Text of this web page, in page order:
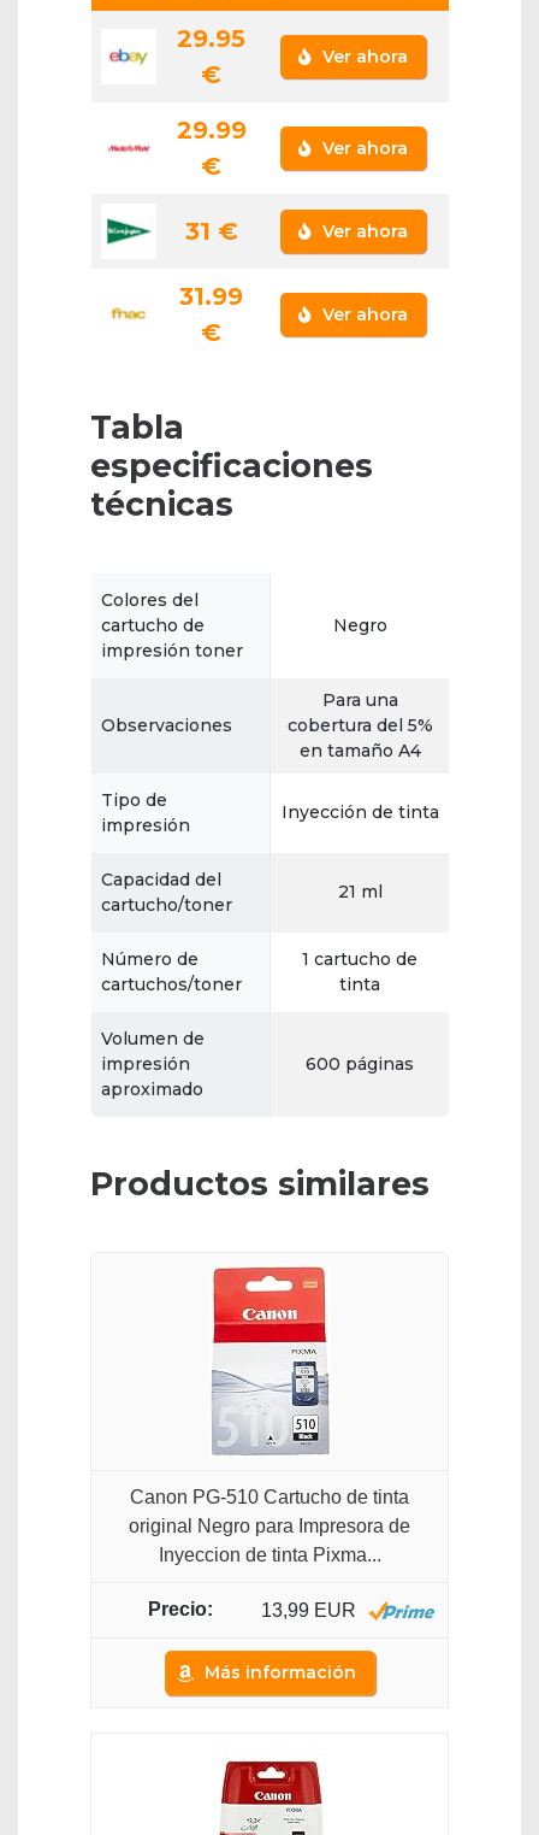
29.95
€
Ver ahora
29.99
€
Ver ahora
31 € Ver ahora
31.99
€
Ver ahora
Tabla
especificaciones
técnicas
Colores del
cartucho de
impresión toner
Negro
Observaciones
Para una
cobertura del 5%
en tamaño A4
Tipo de
impresión
Inyección de tinta
Capacidad del
cartucho/toner
21 ml
Número de
cartuchos/toner
1 cartucho de
tinta
Volumen de
impresión
aproximado
600 páginas
Productos similares
Canon PG-510 Cartucho de tinta
original Negro para Impresora de
Inyeccion de tinta Pixma...
13,99 EUR
Más información